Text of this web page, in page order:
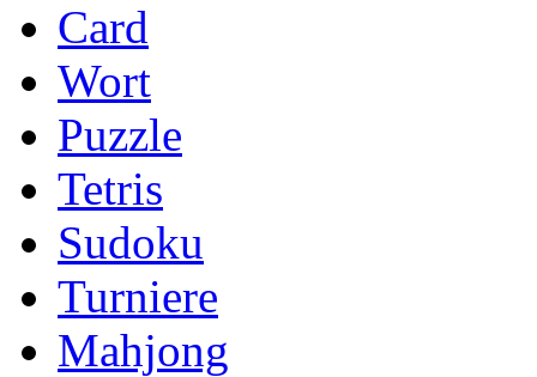
Card
Wort
Puzzle
Tetris
Sudoku
Turniere
Mahjong